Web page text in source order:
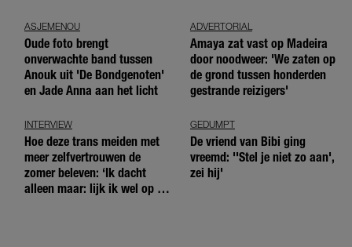
ASJEMENOU
Oude foto brengt
onverwachte band tussen
Anouk uit 'De Bondgenoten'
en Jade Anna aan het licht
ADVERTORIAL
Amaya zat vast op Madeira
door noodweer: 'We zaten op
de grond tussen honderden
gestrande reizigers'
INTERVIEW
Hoe deze trans meiden met
meer zelfvertrouwen de
zomer beleven: ‘Ik dacht
alleen maar: lijk ik wel op de
GEDUMPT
De vriend van Bibi ging
vreemd: ''Stel je niet zo aan',
zei hij'